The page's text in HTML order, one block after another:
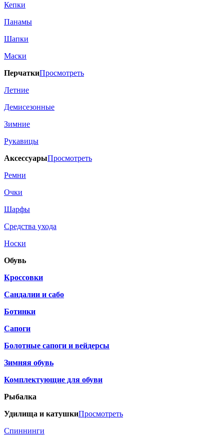
Кепки
Панамы
Шапки
Маски
ПерчаткиПросмотреть
Летние
Демисезонные
Зимние
Рукавицы
АксессуарыПросмотреть
Ремни
Очки
Шарфы
Средства ухода
Носки
Обувь
Кроссовки
Сандалии и сабо
Ботинки
Сапоги
Болотные сапоги и вейдерсы
Зимняя обувь
Комплектующие для обуви
Рыбалка
Удилища и катушкиПросмотреть
Спиннинги